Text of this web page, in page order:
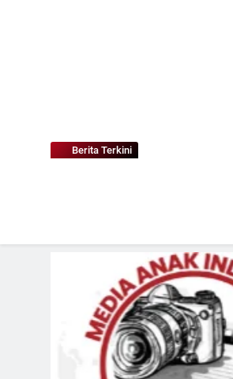
Berita Terkini